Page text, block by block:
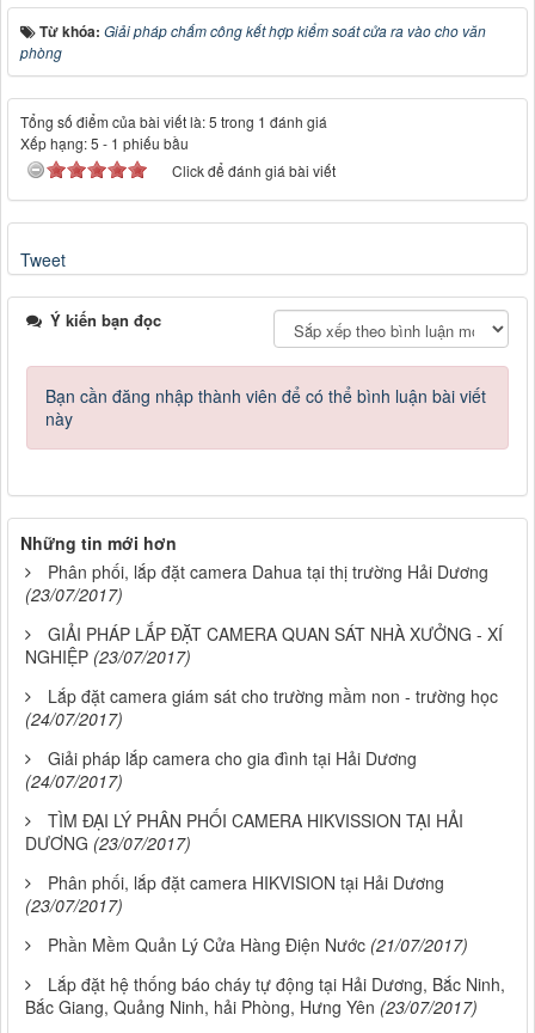
Từ khóa: Giải pháp chấm công kết hợp kiểm soát cửa ra vào cho văn
phòng
Tổng số điểm của bài viết là: 5 trong 1 đánh giá
Xếp hạng:5 - 1 phiếu bầu
Click để đánh giá bài viết
Tweet
Ý kiến bạn đọc
Bạn cần đăng nhập thành viên để có thể bình luận bài viết
này
Những tin mới hơn
Phân phối, lắp đặt camera Dahua tại thị trường Hải Dương
(23/07/2017)
GIẢI PHÁP LẮP ĐẶT CAMERA QUAN SÁT NHÀ XƯỞNG - XÍ
NGHIỆP (23/07/2017)
Lắp đặt camera giám sát cho trường mầm non - trường học
(24/07/2017)
Giải pháp lắp camera cho gia đình tại Hải Dương
(24/07/2017)
TÌM ĐẠI LÝ PHÂN PHỐI CAMERA HIKVISSION TẠI HẢI
DƯƠNG (23/07/2017)
Phân phối, lắp đặt camera HIKVISION tại Hải Dương
(23/07/2017)
Phần Mềm Quản Lý Cửa Hàng Điện Nước (21/07/2017)
Lắp đặt hệ thống báo cháy tự động tại Hải Dương, Bắc Ninh,
Bắc Giang, Quảng Ninh, hải Phòng, Hưng Yên (23/07/2017)